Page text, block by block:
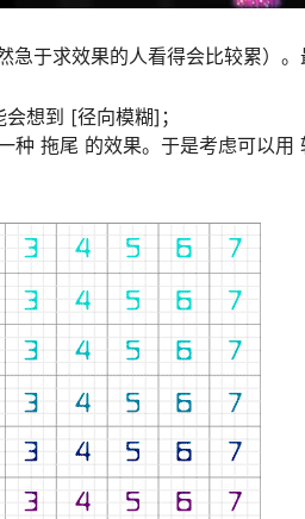
于求效果的人看得会比较累）
想到 [径向模糊]；
拖尾 的效果。于是考虑可以